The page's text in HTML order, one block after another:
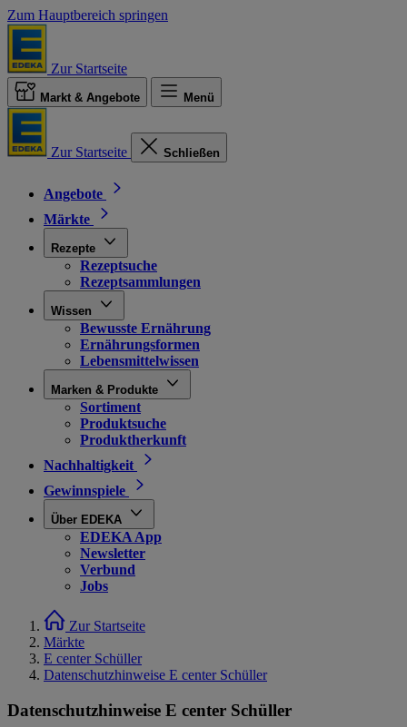
Zum Hauptbereich springen
Zur Startseite
Markt & Angebote Menü
Zur Startseite Schließen
Angebote
Märkte
Rezepte
Rezeptsuche
Rezeptsammlungen
Wissen
Bewusste Ernährung
Ernährungsformen
Lebensmittelwissen
Marken & Produkte
Sortiment
Produktsuche
Produktherkunft
Nachhaltigkeit
Gewinnspiele
Über EDEKA
EDEKA App
Newsletter
Verbund
Jobs
Zur Startseite
Märkte
E center Schüller
Datenschutzhinweise E center Schüller
Datenschutzhinweise E center Schüller